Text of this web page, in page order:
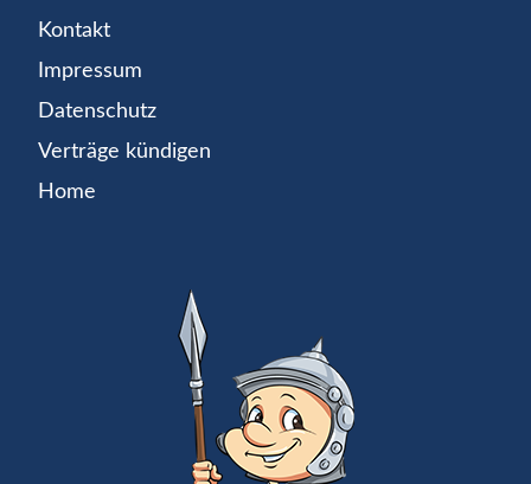
Kontakt
Impressum
Datenschutz
Verträge kündigen
Home